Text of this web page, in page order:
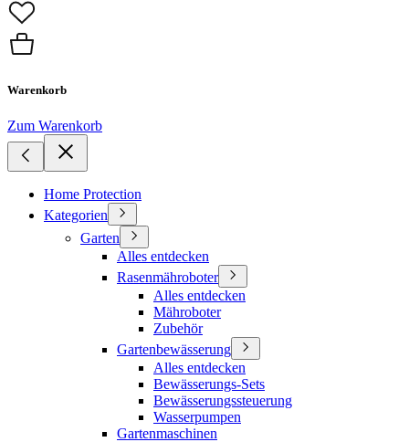
Warenkorb
Zum Warenkorb
Home Protection
Kategorien
Garten
Alles entdecken
Rasenmähroboter
Alles entdecken
Mähroboter
Zubehör
Gartenbewässerung
Alles entdecken
Bewässerungs-Sets
Bewässerungssteuerung
Wasserpumpen
Gartenmaschinen